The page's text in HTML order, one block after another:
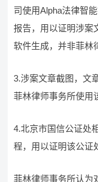
司使用Alpha法律智
报告，用以证明涉案
软件生成，并非菲林
3.涉案文章截图，文
菲林律师事务所使用
4.北京市国信公证处
程，用以证明该公证
菲林律师事务所认为